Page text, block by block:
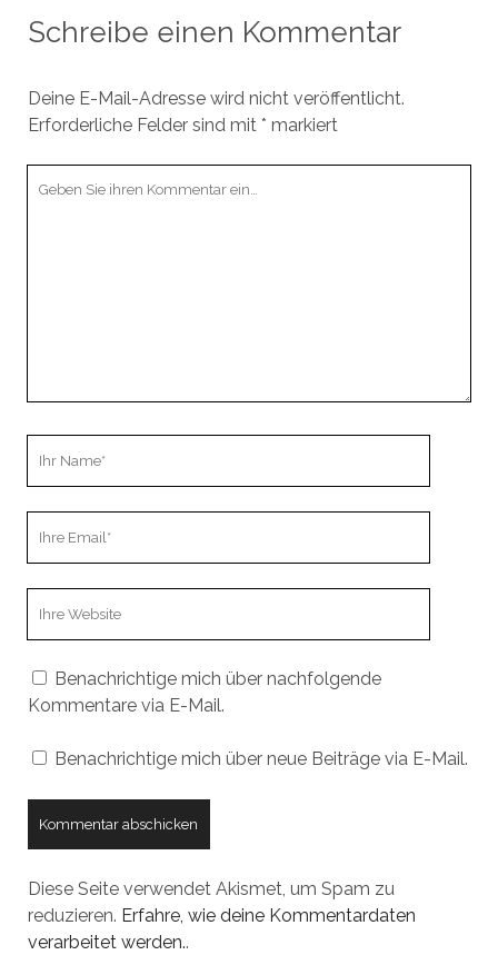
Schreibe einen Kommentar
Deine E-Mail-Adresse wird nicht veröffentlicht.
Erforderliche Felder sind mit * markiert
Benachrichtige mich über nachfolgende
Kommentare via E-Mail.
Benachrichtige mich über neue Beiträge via E-Mail.
Diese Seite verwendet Akismet, um Spam zu
reduzieren. Erfahre, wie deine Kommentardaten
verarbeitet werden..